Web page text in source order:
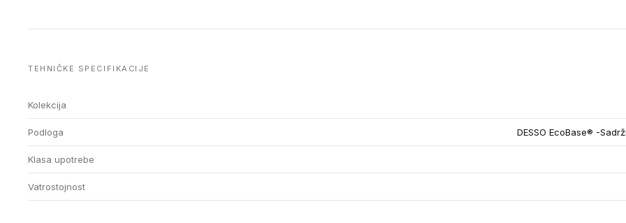
TEHNIČKE SPECIFIKACIJE
Kolekcija
Podloga DESSO EcoBase® -
Klasa upotrebe
Vatrostojnost